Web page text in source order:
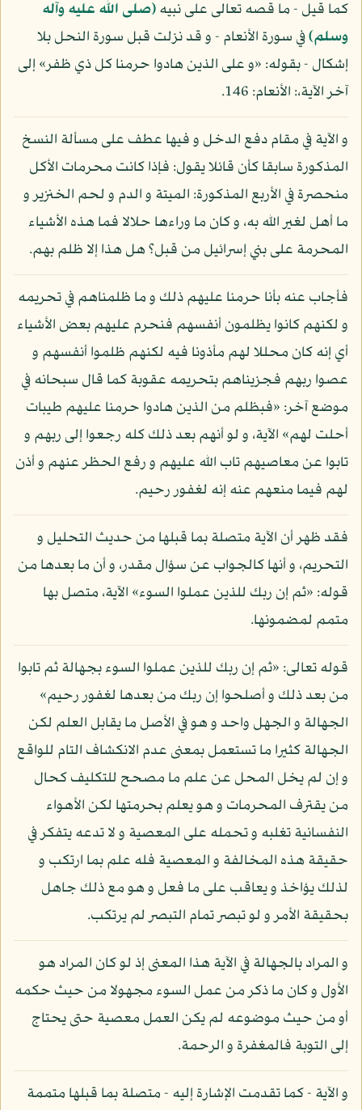
كما قيل - ما قصه تعالى على نبيه(صلى الله عليه وآله
وسلم)في سورة الأنعام - و قد نزلت قبل سورة النحل بلا
إشكال - بقوله: «و على الذين هادوا حرمنا كل ذي ظفر» إلى
آخر الآية،: الأنعام: 146.
و الآية في مقام دفع الدخل و فيها عطف على مسألة النسخ
المذكورة سابقا كأن قائلا يقول: فإذا كانت محرمات الأكل
منحصرة في الأربع المذكورة: الميتة و الدم و لحم الخنزير و
ما أهل لغير الله به، و كان ما وراءها حلالا فما هذه الأشياء
المحرمة على بني إسرائيل من قبل؟ هل هذا إلا ظلم بهم.
فأجاب عنه بأنا حرمنا عليهم ذلك و ما ظلمناهم في تحريمه
و لكنهم كانوا يظلمون أنفسهم فنحرم عليهم بعض الأشياء
أي إنه كان محللا لهم مأذونا فيه لكنهم ظلموا أنفسهم و
عصوا ربهم فجزيناهم بتحريمه عقوبة كما قال سبحانه في
موضع آخر: «فبظلم من الذين هادوا حرمنا عليهم طيبات
أحلت لهم» الآية، و لو أنهم بعد ذلك كله رجعوا إلى ربهم و
تابوا عن معاصيهم تاب الله عليهم و رفع الحظر عنهم و أذن
لهم فيما منعهم عنه إنه لغفور رحيم.
فقد ظهر أن الآية متصلة بما قبلها من حديث التحليل و
التحريم، و أنها كالجواب عن سؤال مقدر، و أن ما بعدها من
قوله: «ثم إن ربك للذين عملوا السوء» الآية، متصل بها
متمم لمضمونها.
قوله تعالى: «ثم إن ربك للذين عملوا السوء بجهالة ثم تابوا
من بعد ذلك و أصلحوا إن ربك من بعدها لغفور رحيم»
الجهالة و الجهل واحد و هو في الأصل ما يقابل العلم لكن
الجهالة كثيرا ما تستعمل بمعنى عدم الانكشاف التام للواقع
و إن لم يخل المحل عن علم ما مصحح للتكليف كحال
من يقترف المحرمات و هو يعلم بحرمتها لكن الأهواء
النفسانية تغلبه و تحمله على المعصية و لا تدعه يتفكر في
حقيقة هذه المخالفة و المعصية فله علم بما ارتكب و
لذلك يؤاخذ و يعاقب على ما فعل و هو مع ذلك جاهل
بحقيقة الأمر و لو تبصر تمام التبصر لم يرتكب.
و المراد بالجهالة في الآية هذا المعنى إذ لو كان المراد هو
الأول و كان ما ذكر من عمل السوء مجهولا من حيث حكمه
أو من حيث موضوعه لم يكن العمل معصية حتى يحتاج
إلى التوبة فالمغفرة و الرحمة.
و الآية - كما تقدمت الإشارة إليه - متصلة بما قبلها متممة